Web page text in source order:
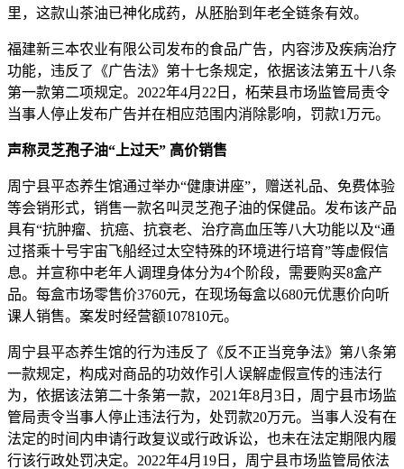
里，这款山茶油已神化成药，从胚胎到年老全链条有效。
福建新三本农业有限公司发布的食品广告，内容涉及疾病治疗
功能，违反了《广告法》第十七条规定，依据该法第五十八条
第一款第二项规定。2022年4月22日，柘荣县市场监管局责令
当事人停止发布广告并在相应范围内消除影响，罚款1万元。
声称灵芝孢子油“上过天” 高价销售
周宁县平态养生馆通过举办“健康讲座”，赠送礼品、免费体验
等会销形式，销售一款名叫灵芝孢子油的保健品。发布该产品
具有“抗肿瘤、抗癌、抗衰老、治疗高血压等八大功能以及“通
过搭乘十号宇宙飞船经过太空特殊的环境进行培育”等虚假信
息。并宣称中老年人调理身体分为4个阶段，需要购买8盒产
品。每盒市场零售价3760元，在现场每盒以680元优惠价向听
课人销售。案发时经营额107810元。
周宁县平态养生馆的行为违反了《反不正当竞争法》第八条第
一款规定，构成对商品的功效作引人误解虚假宣传的违法行
为，依据该法第二十条第一款，2021年8月3日，周宁县市场监
管局责令当事人停止违法行为，处罚款20万元。当事人没有在
法定的时间内申请行政复议或行政诉讼，也未在法定期限内履
行该行政处罚决定。2022年4月19日，周宁县市场监管局依法